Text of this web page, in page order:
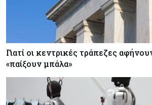
Γιατί οι κεντρικές τράπεζες
«παίξουν μπάλα»